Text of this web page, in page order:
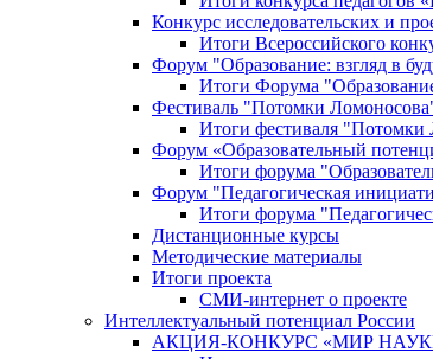
Конкурс исследовательских и
Итоги Всероссийского
Форум "Образование: взгляд в
Итоги Форума
Фестиваль "Потомки
Итоги фестиваля "Потомки
Форум «Образовательный
Итоги форума
Форум "Педагогическая
Итоги форума
Дистанционные курсы
Методические материалы
Итоги проекта
СМИ-интернет о проекте
Интеллектуальный потенциал России
АКЦИЯ-КОНКУРС «МИР